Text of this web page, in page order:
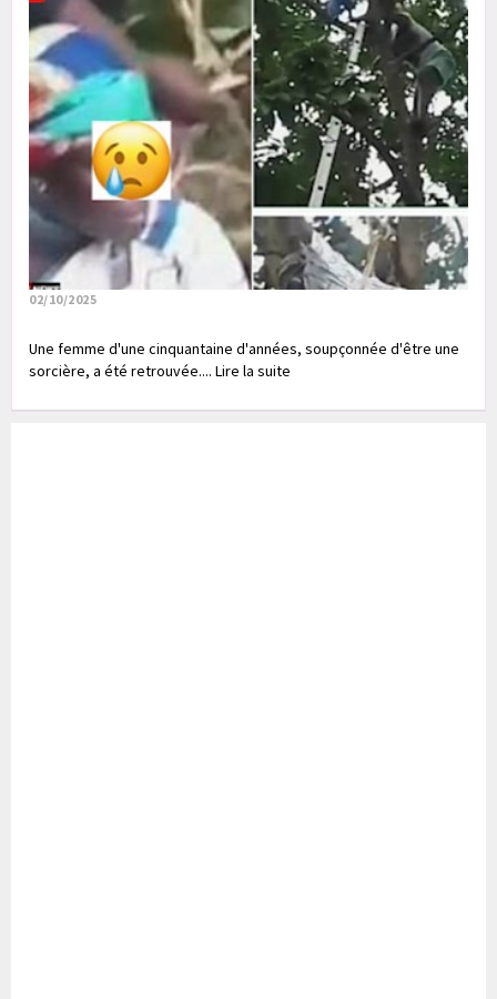
02/10/2025
Une femme d'une cinquantaine d'années, soupçonnée d'être une
sorcière, a été retrouvée.... Lire la suite